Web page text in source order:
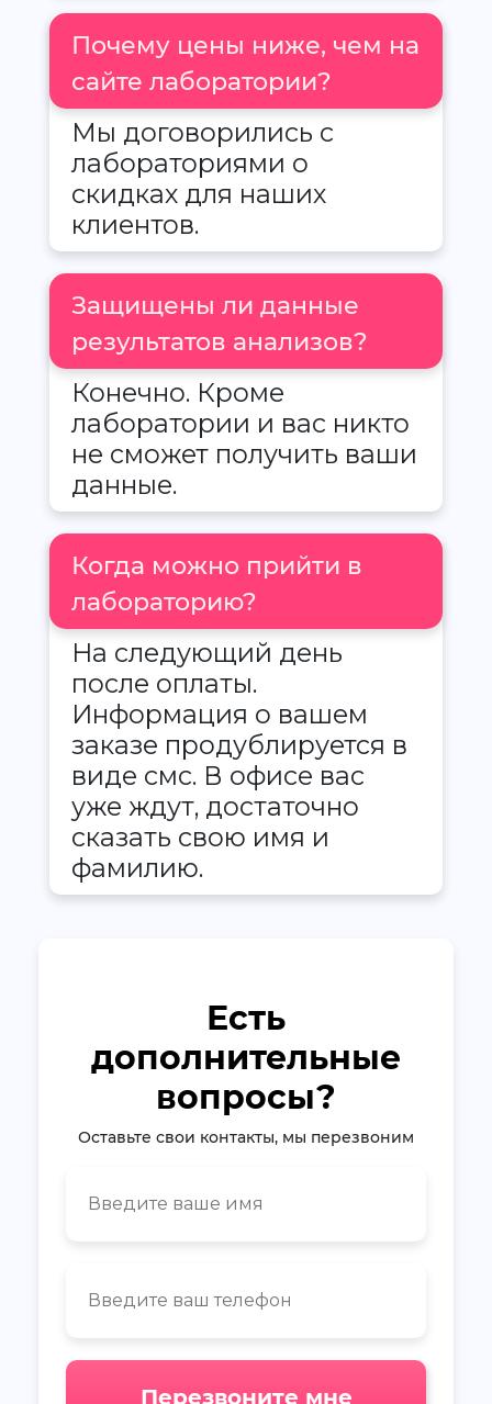
Почему цены ниже, чем на
сайте лаборатории?
Мы договорились с
лабораториями о
скидках для наших
клиентов.
Защищены ли данные
результатов анализов?
Конечно. Кроме
лаборатории и вас никто
не сможет получить ваши
данные.
Когда можно прийти в
лабораторию?
На следующий день
после оплаты.
Информация о вашем
заказе продублируется в
виде смс. В офисе вас
уже ждут, достаточно
сказать свою имя и
фамилию.
Есть
дополнительные
вопросы?
Оставьте свои контакты, мы перезвоним
Перезвоните мне